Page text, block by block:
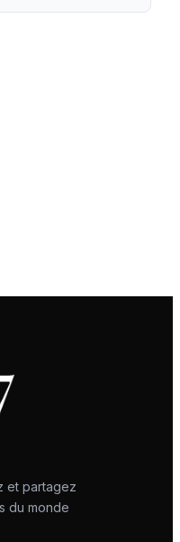
et partagez
du monde